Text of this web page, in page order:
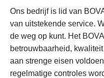
Ons bedrijf is lid van
van uitstekende service.
de weg op kunt. Het
betrouwbaarheid,
aan strenge eisen
regelmatige controles